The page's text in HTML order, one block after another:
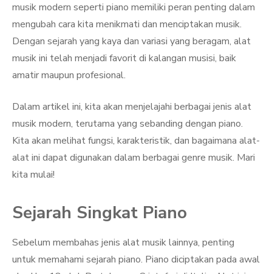
musik modern seperti piano memiliki peran penting dalam
mengubah cara kita menikmati dan menciptakan musik.
Dengan sejarah yang kaya dan variasi yang beragam, alat
musik ini telah menjadi favorit di kalangan musisi, baik
amatir maupun profesional.
Dalam artikel ini, kita akan menjelajahi berbagai jenis alat
musik modern, terutama yang sebanding dengan piano.
Kita akan melihat fungsi, karakteristik, dan bagaimana alat-
alat ini dapat digunakan dalam berbagai genre musik. Mari
kita mulai!
Sejarah Singkat Piano
Sebelum membahas jenis alat musik lainnya, penting
untuk memahami sejarah piano. Piano diciptakan pada awal